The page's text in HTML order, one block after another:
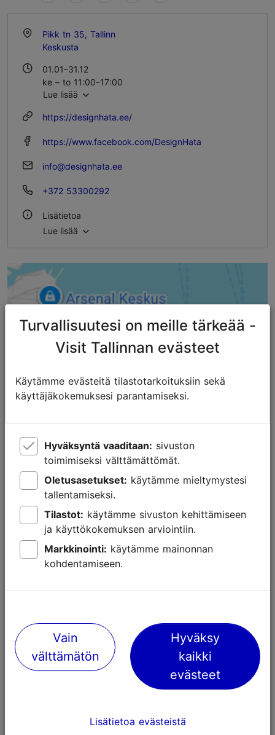
Pikk tn 35, Tallinn
Keskusta
01.01–31.12
ke – to 11:00–17:00
pe – la 12:00–20:00
Lue lisää
https://designhata.ee/
https://www.facebook.com/DesignHata
info@designhata.ee
+372 53300292
Lisätietoa
WLAN-alue
Lemmikkieläimet tervetulleita
Elävä musiikki ja keikat
Lue lisää
Lähellä olevia paikkoja
Pubi Hell Hunt
Turvallisuutesi on meille tärkeää -
Visit Tallinnan evästeet
Käytämme evästeitä tilastotarkoituksiin sekä
käyttäjäkokemuksesi parantamiseksi.
Hyväksyntä vaaditaan:
toimimiseksi välttämättömät.
Oletusasetukset:
tallentamiseksi.
Tilastot:
ja käyttökokemuksen arviointiin.
Markkinointi:
kohdentamiseen.
Vain
välttämätön
Hyväksy
kaikki
evästeet
Lisätietoa evästeistä